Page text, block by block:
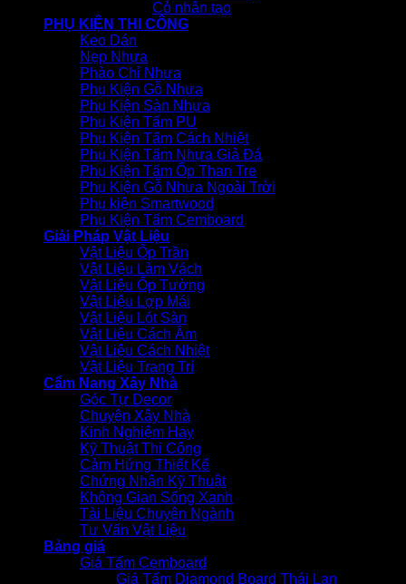
Cỏ nhân tạo
PHỤ KIỆN THI CÔNG
Keo Dán
Nẹp Nhựa
Phào Chỉ Nhựa
Phụ Kiện Gỗ Nhựa
Phụ Kiện Sàn Nhựa
Phụ Kiện Tấm PU
Phụ Kiện Tấm Cách Nhiệt
Phụ Kiện Tấm Nhựa Giả Đá
Phụ Kiện Tấm Ốp Than Tre
Phụ Kiện Gỗ Nhựa Ngoài Trời
Phụ kiện Smartwood
Phụ Kiện Tấm Cemboard
Giải Pháp Vật Liệu
Vật Liệu Ốp Trần
Vật Liệu Làm Vách
Vật Liệu Ốp Tường
Vật Liệu Lợp Mái
Vật Liệu Lót Sàn
Vật Liệu Cách Âm
Vật Liệu Cách Nhiệt
Vật Liệu Trang Trí
Cẩm Nang Xây Nhà
Góc Tự Decor
Chuyện Xây Nhà
Kinh Nghiệm Hay
Kỹ Thuật Thi Công
Cảm Hứng Thiết Kế
Chứng Nhận Kỹ Thuật
Không Gian Sống Xanh
Tài Liệu Chuyên Ngành
Tư Vấn Vật Liệu
Bảng giá
Giá Tấm Cemboard
Giá Tấm Diamond Board Thái Lan